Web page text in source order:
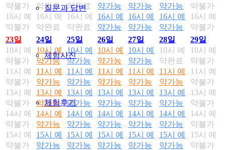
질문과 답변
체험사진
체험후기
약불가
16시 예
약불가
약완료
16시 예
약완료
약완료
16시 예
약완료
약가능
16시 예
약가능
약가능
16시 예
약가능
약가능
16시 예
약가능
약불가
16시 예
약불가
23일
10시 예
약불가
11시 예
약불가
13시 예
약불가
14시 예
약불가
15시 예
약불가
24일
10시 예
약가능
11시 예
약가능
13시 예
약가능
14시 예
약가능
15시 예
약가능
25일
10시 예
약가능
11시 예
약가능
13시 예
약가능
14시 예
약가능
15시 예
약가능
26일
10시 예
약가능
11시 예
약가능
13시 예
약가능
14시 예
약가능
15시 예
약가능
27일
10시 예
약가능
11시 예
약가능
13시 예
약가능
14시 예
약가능
15시 예
약가능
28일
10시 예
약완료
11시 예
약가능
13시 예
약가능
14시 예
약가능
15시 예
약가능
29일
10시 예
약불가
11시 예
약불가
13시 예
약불가
14시 예
약불가
15시 예
약불가